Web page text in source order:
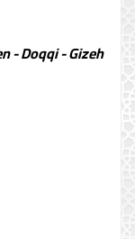
- Doqqi - Gizeh